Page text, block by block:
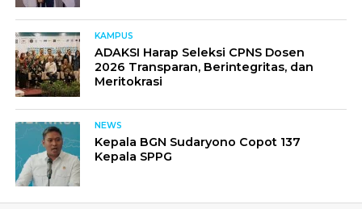
KAMPUS
ADAKSI Harap Seleksi CPNS Dosen
2026 Transparan, Berintegritas, dan
Meritokrasi
NEWS
Kepala BGN Sudaryono Copot 137
Kepala SPPG